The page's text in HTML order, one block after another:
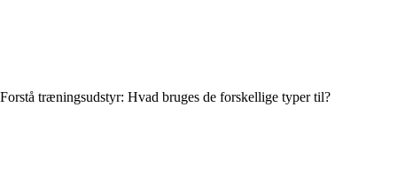
Forstå træningsudstyr: Hvad bruges de forskellige typer til?